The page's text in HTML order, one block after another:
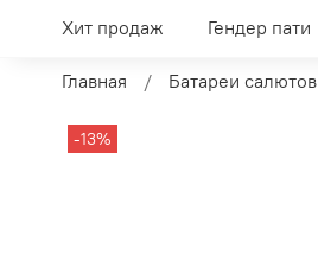
Хит продаж Гендер пати
Главная Батареи салютов
-13%